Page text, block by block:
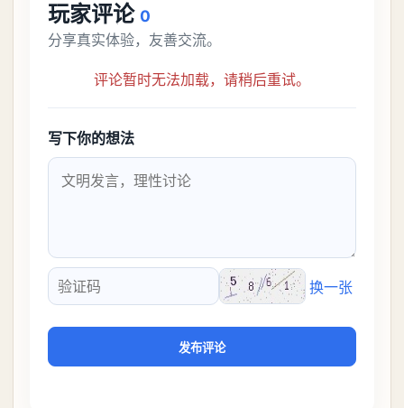
玩家评论 0
分享真实体验，友善交流。
评论暂时无法加载，请稍后重试。
写下你的想法
验证码
换一张
发布评论